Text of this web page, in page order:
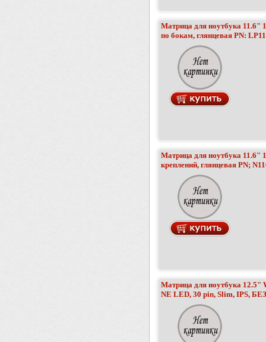
Матрица для ноутбука 11.6"
по бокам, глянцевая PN:
Матрица для ноутбука 11.6"
креплений, глянцевая PN;
Матрица для ноутбука 12.5"
NE LED, 30 pin, Slim, IPS,